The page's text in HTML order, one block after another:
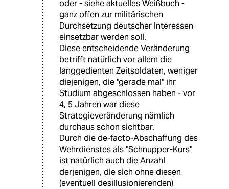
oder - siehe aktuelles Weißbuch -
ganz offen zur militärischen
Durchsetzung deutscher Interessen
einsetzbar werden soll.
Diese entscheidende Veränderung
betrifft natürlich vor allem die
langgedienten Zeitsoldaten, weniger
diejenigen, die "gerade mal" ihr
Studium abgeschlossen haben - vor
4, 5 Jahren war diese
Strategieveränderung nämlich
durchaus schon sichtbar.
Durch die de-facto-Abschaffung des
Wehrdienstes als "Schnupper-Kurs"
ist natürlich auch die Anzahl
derjenigen, die sich ohne diesen
(eventuell desillusionierenden)